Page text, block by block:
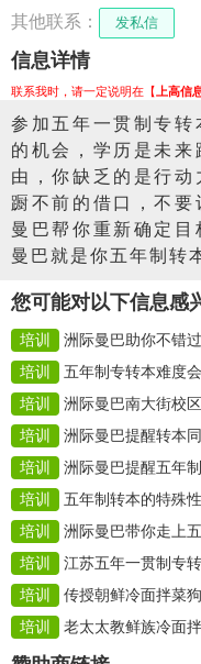
其他联系： 发私信
信息详情
联系我时，请一定说明在【 上高信
参加五年一贯制专
的机会，学历是未
由，你缺乏的是行
蹰不前的借口，不
曼巴帮你重新确定
曼巴就是你五年制转
您可能对以下信息感
培训 洲际曼巴助你不错过
培训
五年制专转本难度会不
培训
洲际曼巴南大街校
培训
洲际曼巴提醒转本同学选择
培训
洲际曼巴提醒五年制转本不
培训
五年制转本的特殊性你更
培训
洲际曼巴带你走上
培训
江苏五年一贯制专
培训
传授朝鲜冷面拌菜
培训
老太太教鲜族冷面拌